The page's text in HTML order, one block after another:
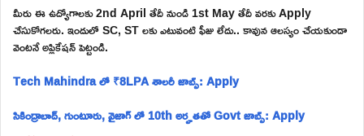
మీరు ఈ ఉద్యోగాలకు 2nd April తేదీ నుండి 1st May తేదీ వరకు Apply
చేసుకోగలరు. ఇందులో SC, ST లకు ఎటువంటి ఫీజు లేదు.. కావున ఆలస్యం చేయకుండా
వెంటనే అప్లికేషన్ పెట్టండి.
Tech Mahindra లో ₹8LPA శాలరీ జాబ్స్: Apply
సికింద్రాబాద్, గుంటూరు, వైజాగ్ లో 10th అర్హతతో Govt జాబ్స్: Apply